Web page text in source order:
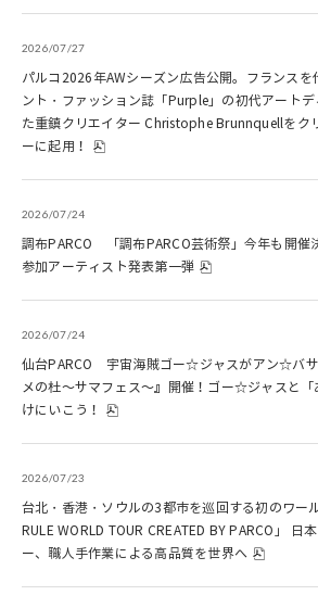
2026/07/27
パルコ2026年AWシーズン広告公開。フランス
ント・ファッション誌「Purple」の初代アート
た重鎮クリエイター Christophe Brunnquellをク
ーに起用！
2026/07/24
調布PARCO 「調布PARCO芸術祭」今年も開催
参加アーティスト発表第一弾
2026/07/24
仙台PARCO 宇宙海賊ゴー☆ジャスがアン☆バサ
メの杜～サマフェス～』開催！ゴー☆ジャスと
けにいこう！
2026/07/23
台北・香港・ソウルの3都市を巡回する初のワー
RULE WORLD TOUR CREATED BY PARCO」 日
ー、職人手作業による高品質を世界へ